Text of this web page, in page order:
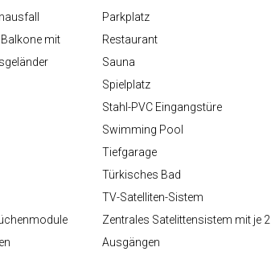
mit
Parkplatz
Restaurant
Sauna
Spielplatz
Stahl-PVC Eingangstüre
Swimming Pool
Tiefgarage
Türkisches Bad
TV-Satelliten-Sistem
Zentrales Satelittensistem mit je 2
Ausgängen